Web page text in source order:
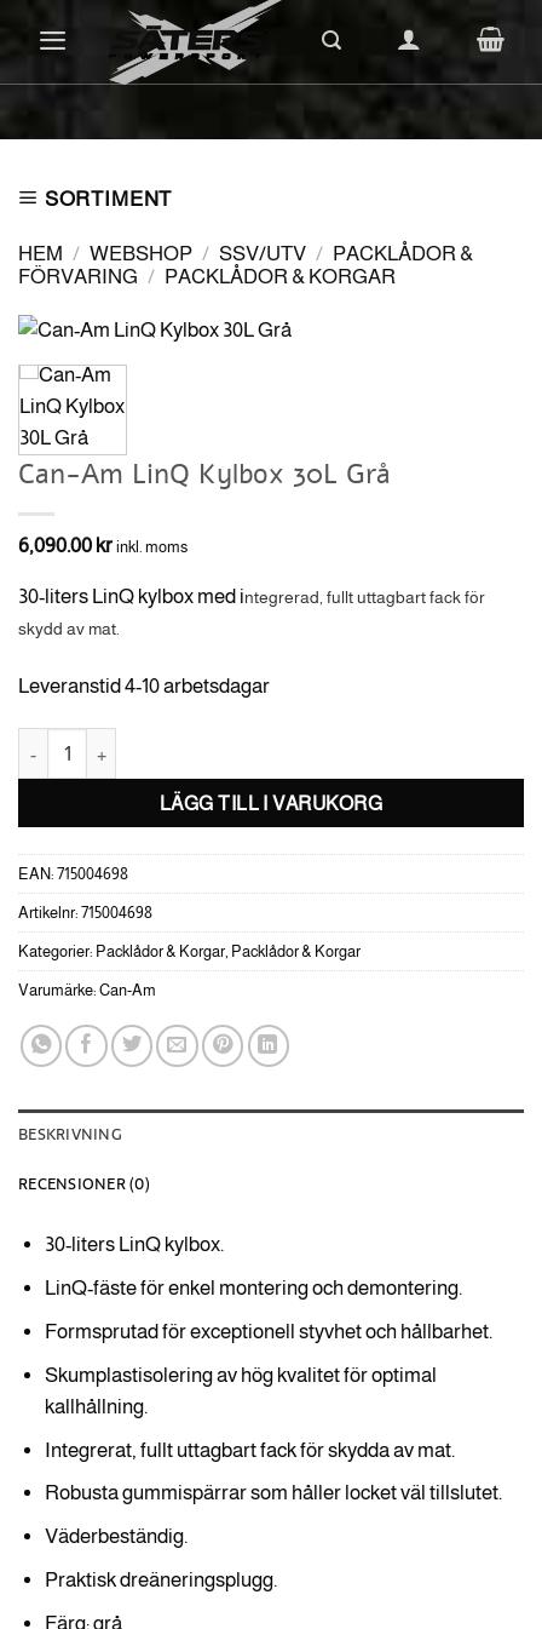
SORTIMENT
HEM / WEBSHOP / SSV/UTV / PACKLÅDOR &
FÖRVARING / PACKLÅDOR & KORGAR
Can-Am LinQ Kylbox 30L Grå
6,090.00 kr inkl. moms
30-liters LinQ kylbox med integrerad, fullt uttagbart fack för
skydd av mat.
Leveranstid 4-10 arbetsdagar
Can-Am LinQ Kylbox 30L Grå mängd
LÄGG TILL I VARUKORG
EAN: 715004698
Artikelnr: 715004698
Kategorier: Packlådor & Korgar, Packlådor & Korgar
Varumärke: Can-Am
BESKRIVNING
RECENSIONER (0)
30-liters LinQ kylbox.
LinQ-fäste för enkel montering och demontering.
Formsprutad för exceptionell styvhet och hållbarhet.
Skumplastisolering av hög kvalitet för optimal
kallhållning.
Integrerat, fullt uttagbart fack för skydda av mat.
Robusta gummispärrar som håller locket väl tillslutet.
Väderbeständig.
Praktisk dreäneringsplugg.
Färg: grå